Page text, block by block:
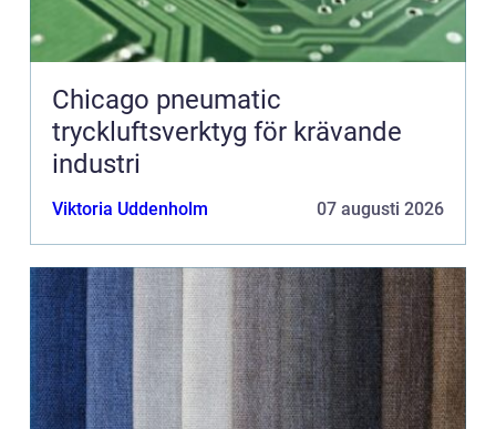
Chicago pneumatic
tryckluftsverktyg för krävande
industri
Viktoria Uddenholm 07 augusti 2026